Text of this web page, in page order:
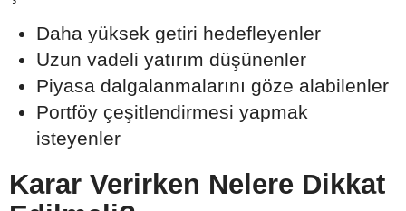
Daha yüksek getiri hedefleyenler
Uzun vadeli yatırım düşünenler
Piyasa dalgalanmalarını göze alabilenler
Portföy çeşitlendirmesi yapmak
isteyenler
Karar Verirken Nelere Dikkat